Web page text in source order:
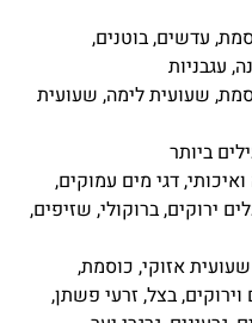
עדשים, בוטנים,
עגבניות
שעועית לימה, שעועית
דגי מים עמוקים,
ירוקים, ברוקולי, שזיפים,
וירוקים, בצל, זרעי פשתן,